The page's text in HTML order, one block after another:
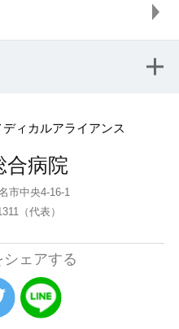
ィカルアライアンス
合病院
市中央4-16-1
（代表）
ェアする